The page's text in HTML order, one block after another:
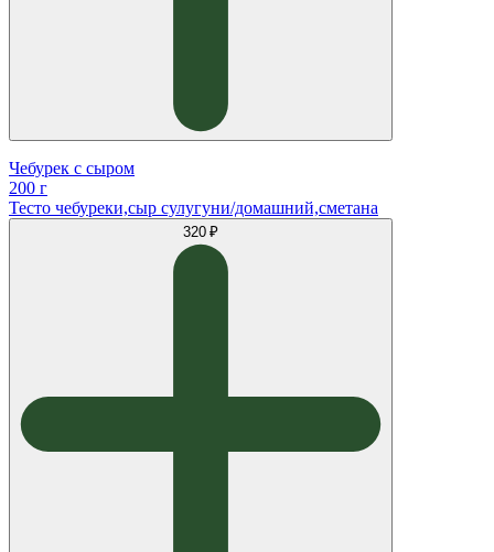
Чебурек с сыром
200 г
Тесто чебуреки,сыр сулугуни/домашний,сметана
320 ₽